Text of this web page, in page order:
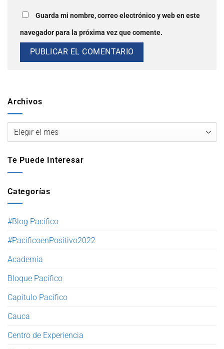
Archivos
Te Puede Interesar
Categorías
#Blog Pacífico
#PacíficoenPositivo2022
Academia
Bloque Pacífico
Capítulo Pacífico
Cauca
Centro de Experiencia
Guarda mi nombre, correo electrónico y web en este
navegador para la próxima vez que comente.